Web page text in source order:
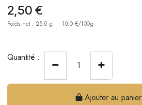
2,50 €
Poids net : 25.0 g 10.0 €/100g
Quantité :
Ajouter au panier